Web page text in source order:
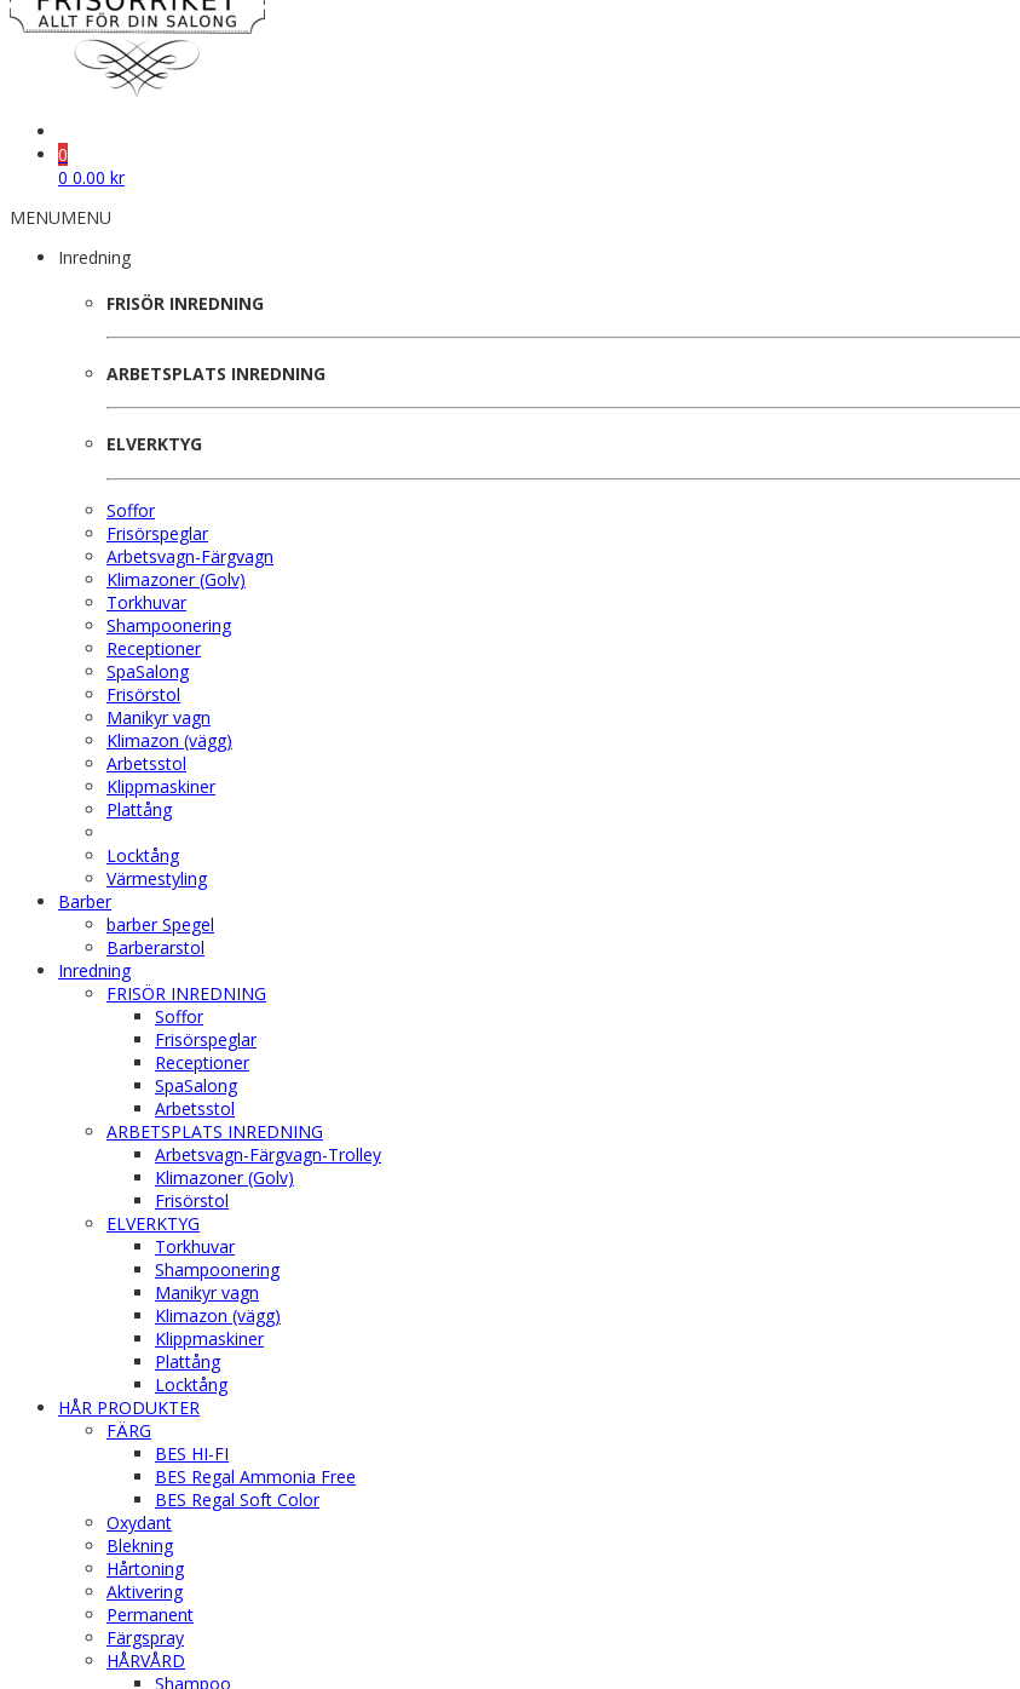
0
0 0.00 kr
MENUMENU
Inredning
FRISÖR INREDNING
ARBETSPLATS INREDNING
ELVERKTYG
Soffor
Frisörspeglar
Arbetsvagn-Färgvagn
Klimazoner (Golv)
Torkhuvar
Shampoonering
Receptioner
SpaSalong
Frisörstol
Manikyr vagn
Klimazon (vägg)
Arbetsstol
Klippmaskiner
Plattång
Locktång
Värmestyling
Barber
barber Spegel
Barberarstol
Inredning
FRISÖR INREDNING
Soffor
Frisörspeglar
Receptioner
SpaSalong
Arbetsstol
ARBETSPLATS INREDNING
Arbetsvagn-Färgvagn-Trolley
Klimazoner (Golv)
Frisörstol
ELVERKTYG
Torkhuvar
Shampoonering
Manikyr vagn
Klimazon (vägg)
Klippmaskiner
Plattång
Locktång
HÅR PRODUKTER
FÄRG
BES HI-FI
BES Regal Ammonia Free
BES Regal Soft Color
Oxydant
Blekning
Hårtoning
Aktivering
Permanent
Färgspray
HÅRVÅRD
Shampoo